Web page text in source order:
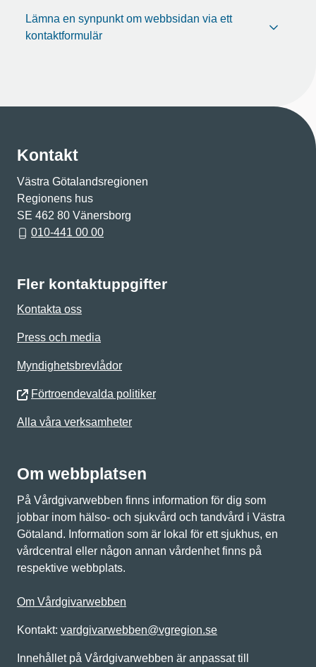
Lämna en synpunkt om webbsidan via ett
kontaktformulär
Kontakt
Västra Götalandsregionen
Regionens hus
SE 462 80 Vänersborg
010-441 00 00
Fler kontaktuppgifter
Kontakta oss
Press och media
Myndighetsbrevlådor
Förtroendevalda politiker
Alla våra verksamheter
Om webbplatsen
På Vårdgivarwebben finns information för dig som
jobbar inom hälso- och sjukvård och tandvård i Västra
Götaland. Information som är lokal för ett sjukhus, en
vårdcentral eller någon annan vårdenhet finns på
respektive webbplats.
Om Vårdgivarwebben
Kontakt: vardgivarwebben@vgregion.se
Innehållet på Vårdgivarwebben är anpassat till